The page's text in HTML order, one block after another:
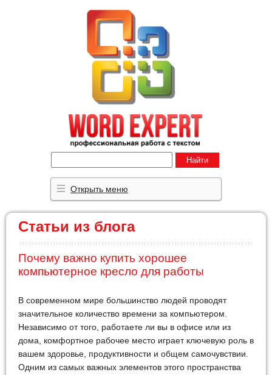
Статьи из блога
Почему важно купить хорошее
компьютерное кресло для работы
В современном мире большинство людей проводят
значительное количество времени за компьютером.
Независимо от того, работаете ли вы в офисе или из
дома, комфортное рабочее место играет ключевую роль в
вашем здоровье, продуктивности и общем самочувствии.
Одним из самых важных элементов этого пространства
Найти
Открыть меню